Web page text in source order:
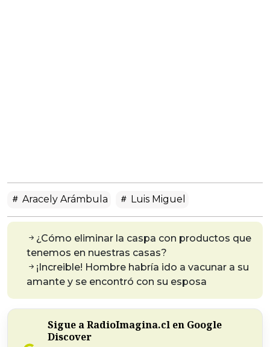
Aracely Arámbula Luis Miguel
¿Cómo eliminar la caspa con productos que
tenemos en nuestras casas?
¡Increible! Hombre habría ido a vacunar a su
amante y se encontró con su esposa
Sigue a RadioImagina.cl en Google
Discover